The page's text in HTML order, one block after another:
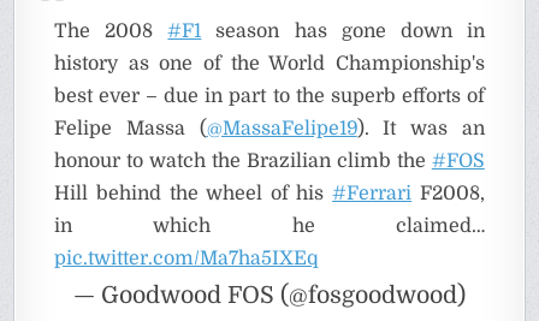
The 2008#F1
season has gone down in
history as one of the World Championship's
best ever – due in part to the superb efforts of
Felipe Massa (@MassaFelipe19). It was an
honour to watch the Brazilian climb the #FOS
Hill behind the wheel of his#Ferrari F2008,
in which he claimed…
pic.twitter.com/Ma7ha5IXEq
— Goodwood FOS (@fosgoodwood)